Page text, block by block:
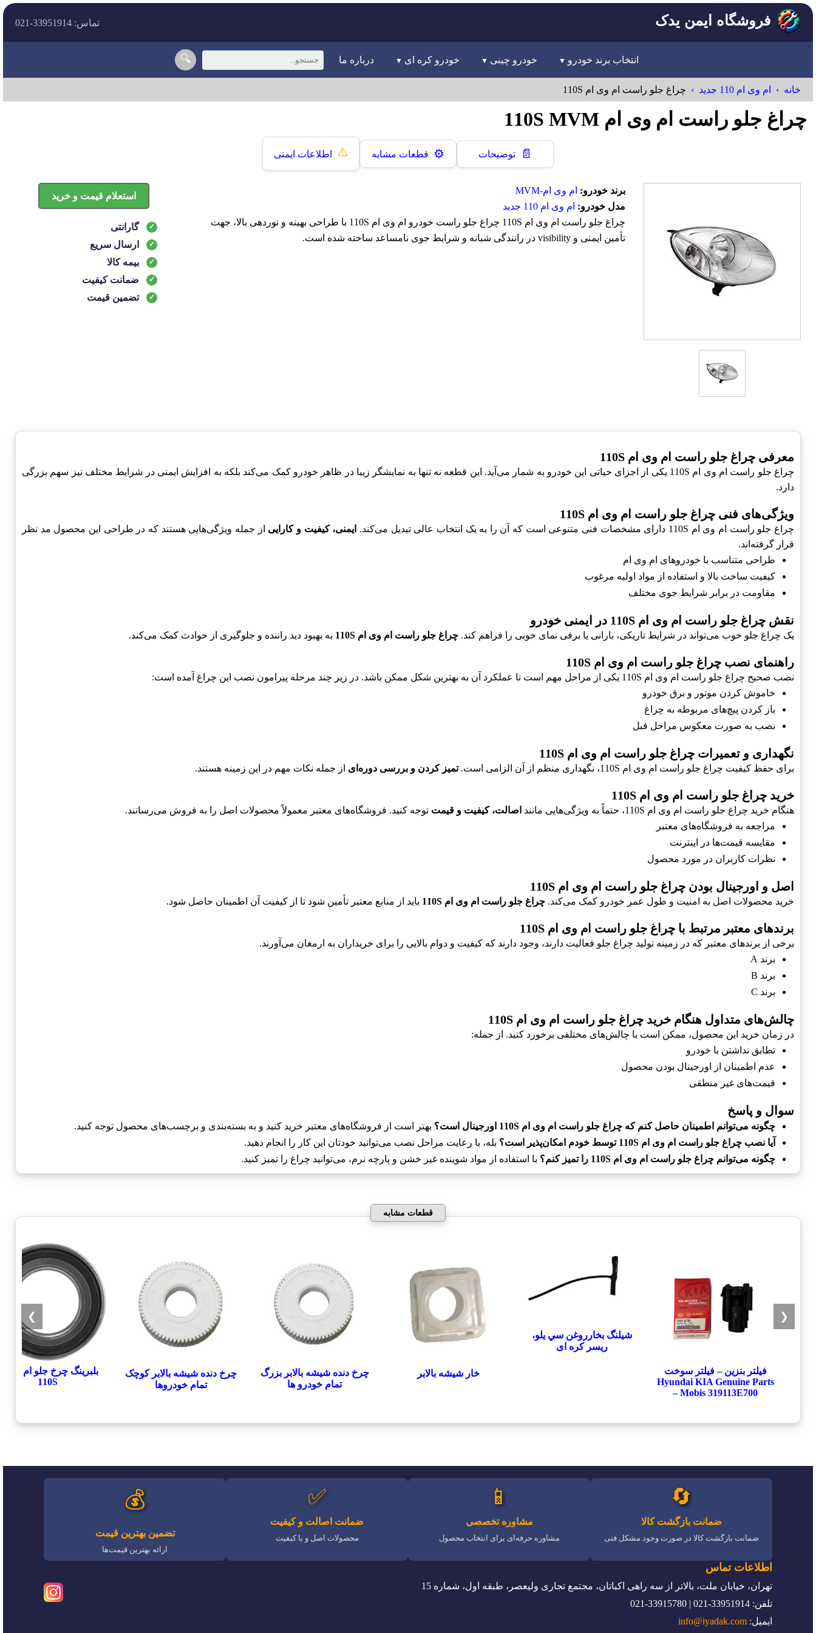
فروشگاه ایمن یدک تماس: 33951914-021
🔍 انتخاب برند خودرو خودرو چینی خودرو کره ای درباره ما
خانه ام وی ام 110 جدید چراغ جلو راست ام وی ام 110S
چراغ جلو راست ام وی ام 110S MVM
📄 توضیحات ⚙️ قطعات مشابه ⚠️ اطلاعات ایمنی
برند خودرو: ام وی ام-MVM
مدل خودرو: ام وی ام 110 جدید
چراغ جلو راست ام وی ام 110S چراغ جلو راست خودرو ام وی ام 110S با طراحی بهینه و نوردهی بالا، جهت
تأمین ایمنی و visibility در رانندگی شبانه و شرایط جوی نامساعد ساخته شده است.
استعلام قیمت و خرید
گارانتی
ارسال سریع
بیمه کالا
ضمانت کیفیت
تضمین قیمت
معرفی چراغ جلو راست ام وی ام 110S
چراغ جلو راست ام وی ام 110S یکی از اجزای حیاتی این خودرو به شمار می‌آید. این قطعه نه تنها به نمایشگر زیبا در ظاهر خودرو کمک می‌کند بلکه به افزایش ایمنی در شرایط مختلف نیز سهم بزرگی
دارد.
ویژگی‌های فنی چراغ جلو راست ام وی ام 110S
چراغ جلو راست ام وی ام 110S دارای مشخصات فنی متنوعی است که آن را به یک انتخاب عالی تبدیل می‌کند. ایمنی، کیفیت و کارایی از جمله ویژگی‌هایی هستند که در طراحی این محصول مد نظر
قرار گرفته‌اند.
طراحی متناسب با خودروهای ام وی ام
کیفیت ساخت بالا و استفاده از مواد اولیه مرغوب
مقاومت در برابر شرایط جوی مختلف
نقش چراغ جلو راست ام وی ام 110S در ایمنی خودرو
یک چراغ جلو خوب می‌تواند در شرایط تاریکی، بارانی یا برفی نمای خوبی را فراهم کند. چراغ جلو راست ام وی ام 110S به بهبود دید راننده و جلوگیری از حوادث کمک می‌کند.
راهنمای نصب چراغ جلو راست ام وی ام 110S
نصب صحیح چراغ جلو راست ام وی ام 110S یکی از مراحل مهم است تا عملکرد آن به بهترین شکل ممکن باشد. در زیر چند مرحله پیرامون نصب این چراغ آمده است:
خاموش کردن موتور و برق خودرو
باز کردن پیچ‌های مربوطه به چراغ
نصب به صورت معکوس مراحل قبل
نگهداری و تعمیرات چراغ جلو راست ام وی ام 110S
برای حفظ کیفیت چراغ جلو راست ام وی ام 110S، نگهداری منظم از آن الزامی است. تمیز کردن و بررسی دوره‌ای از جمله نکات مهم در این زمینه هستند.
خرید چراغ جلو راست ام وی ام 110S
هنگام خرید چراغ جلو راست ام وی ام 110S، حتماً به ویژگی‌هایی مانند اصالت، کیفیت و قیمت توجه کنید. فروشگاه‌های معتبر معمولاً محصولات اصل را به فروش می‌رسانند.
مراجعه به فروشگاه‌های معتبر
مقایسه قیمت‌ها در اینترنت
نظرات کاربران در مورد محصول
اصل و اورجینال بودن چراغ جلو راست ام وی ام 110S
خرید محصولات اصل به امنیت و طول عمر خودرو کمک می‌کند. چراغ جلو راست ام وی ام 110S باید از منابع معتبر تأمین شود تا از کیفیت آن اطمینان حاصل شود.
برندهای معتبر مرتبط با چراغ جلو راست ام وی ام 110S
برخی از برندهای معتبر که در زمینه تولید چراغ جلو فعالیت دارند، وجود دارند که کیفیت و دوام بالایی را برای خریداران به ارمغان می‌آورند.
برند A
برند B
برند C
چالش‌های متداول هنگام خرید چراغ جلو راست ام وی ام 110S
در زمان خرید این محصول، ممکن است با چالش‌های مختلفی برخورد کنید. از جمله:
تطابق نداشتن با خودرو
عدم اطمینان از اورجینال بودن محصول
قیمت‌های غیر منطقی
سوال و پاسخ
چگونه می‌توانم اطمینان حاصل کنم که چراغ جلو راست ام وی ام 110S اورجینال است؟
بهتر است از فروشگاه‌های معتبر خرید کنید و به بسته‌بندی و برچسب‌های محصول توجه کنید.
آیا نصب چراغ جلو راست ام وی ام 110S توسط خودم امکان‌پذیر است؟
بله، با رعایت مراحل نصب می‌توانید خودتان این کار را انجام دهید.
چگونه می‌توانم چراغ جلو راست ام وی ام 110S را تمیز کنم؟
با استفاده از مواد شوینده غیر خشن و پارچه نرم، می‌توانید چراغ را تمیز کنید.
قطعات مشابه
فیلتر بنزین – فیلتر سوخت
Hyundai KIA Genuine Parts
– Mobis 319113E700
شيلنگ بخارروغن سي يلو،
ريسر کره ای
خار شیشه بالابر
چرخ دنده شیشه بالابر بزرگ
تمام خودرو ها
چرخ دنده شیشه بالابر کوچک
تمام خودروها
بلبرینگ چرخ جلو ام وی
110S
❮
❯
🔄
ضمانت بازگشت کالا
ضمانت بازگشت کالا در صورت وجود مشکل فنی
📱
مشاوره تخصصی
مشاوره حرفه‌ای برای انتخاب محصول
✅
ضمانت اصالت و کیفیت
محصولات اصل و با کیفیت
💰
تضمین بهترین قیمت
ارائه بهترین قیمت‌ها
اطلاعات تماس
تهران، خیابان ملت، بالاتر از سه راهی اکباتان، مجتمع تجاری ولیعصر، طبقه اول، شماره 15
تلفن: 33951914-021 | 33915780-021
ایمیل: info@iyadak.com